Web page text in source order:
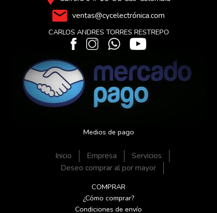
ventas@cycelectrónica.com
CARLOS ANDRES TORRES RESTREPO
Medios de pago
Inicio Empresa
Servicios
Deseo comprar al por mayor
COMPRAR
¿Cómo comprar?
Condiciones de envío